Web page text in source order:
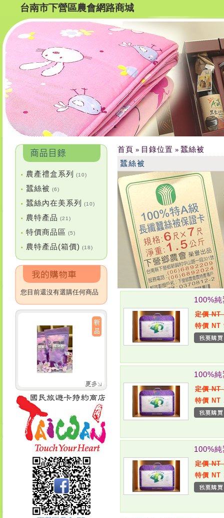
台南市下營區農會網路商城
• 農產禮盒系列 (10)
• 蠶絲被 (6)
• 蠶絲內在美系列 (10)
• 農特產品 (21)
• 特價商品區 (5)
• 農特產品(箱價) (18)
您目前還沒有選購任何商品
首頁 » 目錄位置 » 蠶絲被
蠶絲被
100%
定價 NT
特價 NT
100%
定價 NT
特價 NT
100%
定價 NT
特價 NT